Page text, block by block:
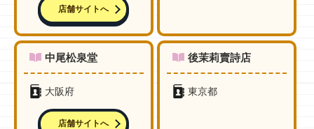
店舗サイトへ
中尾松泉堂
大阪府
店舗サイトへ
後茉莉賣詩店
東京都